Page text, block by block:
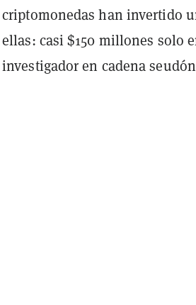
criptomonedas han invertido
ellas: casi $150 millones solo
investigador en cadena